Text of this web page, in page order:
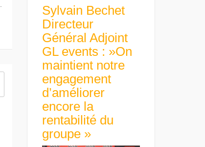
Sylvain Bechet
Directeur
Général Adjoint
GL events : »On
maintient notre
engagement
d’améliorer
encore la
rentabilité du
groupe »